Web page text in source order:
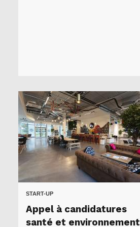
START-UP
Appel à candidatures
santé et environnement